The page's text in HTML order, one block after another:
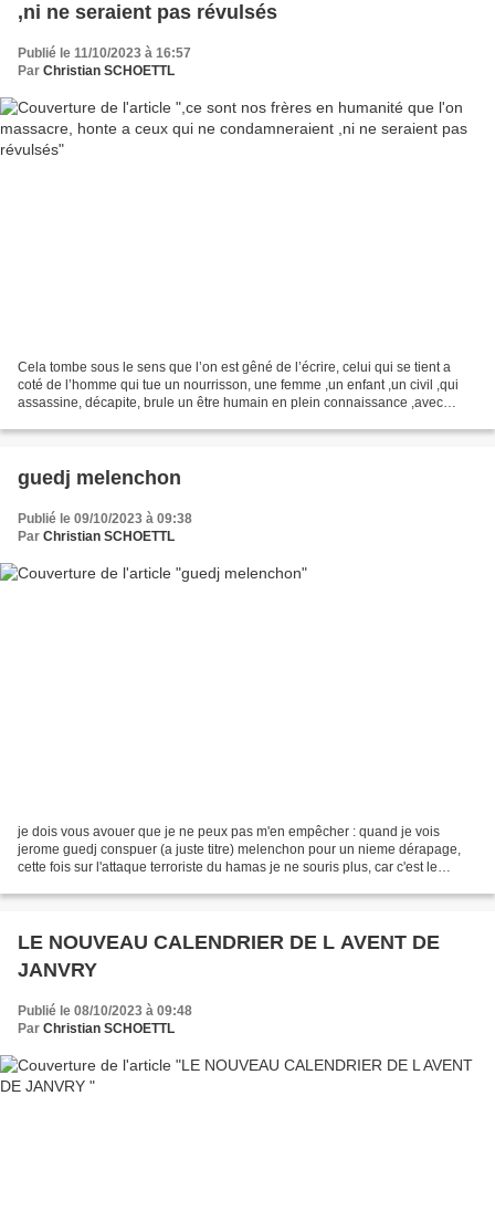
,ni ne seraient pas révulsés
Publié le 11/10/2023 à 16:57
Par Christian SCHOETTL
Cela tombe sous le sens que l’on est gêné de l’écrire, celui qui se tient a
coté de l’homme qui tue un nourrisson, une femme ,un enfant ,un civil ,qui
assassine, décapite, brule un être humain en plein connaissance ,avec
guedj melenchon
Publié le 09/10/2023 à 09:38
Par Christian SCHOETTL
je dois vous avouer que je ne peux pas m'en empêcher : quand je vois
jerome guedj conspuer (a juste titre) melenchon pour un nieme dérapage,
cette fois sur l'attaque terroriste du hamas je ne souris plus, car c'est le
LE NOUVEAU CALENDRIER DE L AVENT DE
JANVRY
Publié le 08/10/2023 à 09:48
Par Christian SCHOETTL